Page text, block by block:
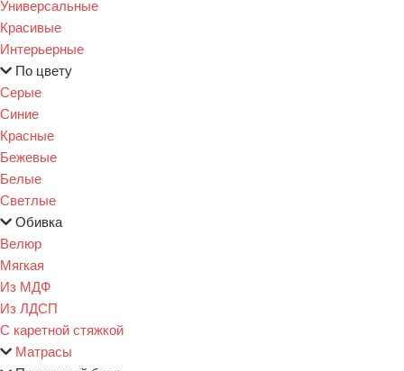
Универсальные
Красивые
Интерьерные
По цвету
Серые
Синие
Красные
Бежевые
Белые
Светлые
Обивка
Велюр
Мягкая
Из МДФ
Из ЛДСП
С каретной стяжкой
Матрасы